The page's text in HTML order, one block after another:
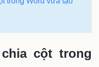
cột trong